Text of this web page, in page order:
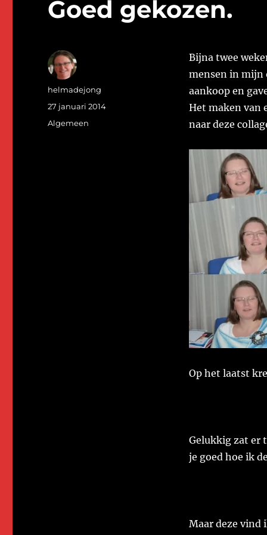
Goed gekozen.
Bijna twee
mensen in mijn
aankoop en
Het maken van
naar deze
Op het laatst
Gelukkig zat er
je goed hoe ik
Maar deze vind
Auteur
helmadejong
Geplaatst
op
27 januari 2014
Categorieën
Algemeen